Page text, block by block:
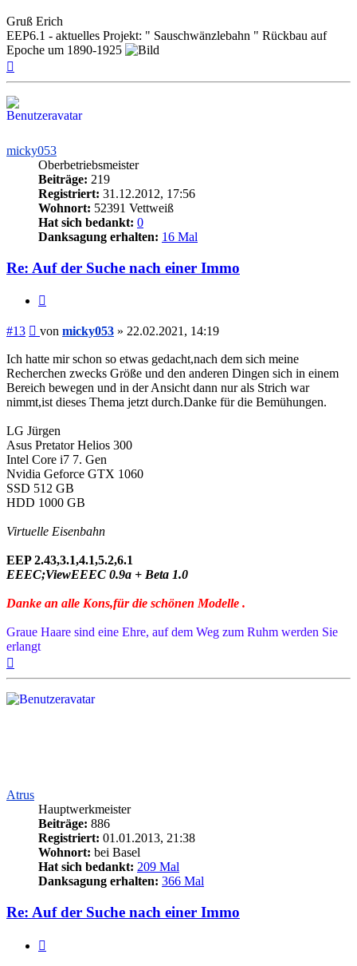
Gruß Erich
EEP6.1 - aktuelles Projekt: " Sauschwänzlebahn " Rückbau auf
Epoche um 1890-1925
micky053
Oberbetriebsmeister
Beiträge: 219
Registriert: 31.12.2012, 17:56
Wohnort: 52391 Vettweiß
Hat sich bedankt: 0
Danksagung erhalten: 16 Mal
Re: Auf der Suche nach einer Immo
#13 Beitrag
von micky053 » 22.02.2021, 14:19
Ich hatte mir schon so etwas gedacht,nach dem sich meine
Recherchen zwecks Größe und den anderen Dingen sich in einem
Bereich bewegen und in der Ansicht dann nur als Strich war
nimmt,ist dieses Thema jetzt durch.Danke für die Bemühungen.
LG Jürgen
Asus Pretator Helios 300
Intel Core i7 7. Gen
Nvidia Geforce GTX 1060
SSD 512 GB
HDD 1000 GB
Virtuelle Eisenbahn
EEP 2.43,3.1,4.1,5.2,6.1
EEEC;ViewEEEC 0.9a + Beta 1.0
Danke an alle Kons,für die schönen Modelle .
Graue Haare sind eine Ehre, auf dem Weg zum Ruhm werden Sie
erlangt
Atrus
Hauptwerkmeister
Beiträge: 886
Registriert: 01.01.2013, 21:38
Wohnort: bei Basel
Hat sich bedankt: 209 Mal
Danksagung erhalten: 366 Mal
Re: Auf der Suche nach einer Immo